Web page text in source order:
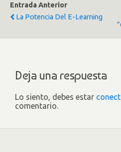
Entrada Anterior
La Potencia Del E-Learning
Deja una respuesta
Lo siento, debes estar
comentario.